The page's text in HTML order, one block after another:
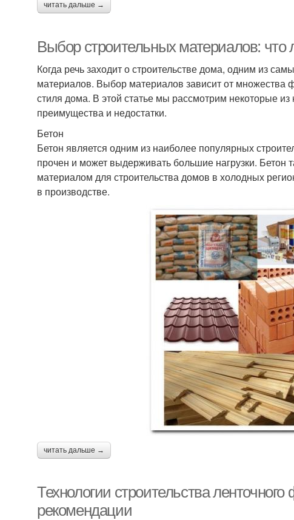
читать дальше →
Выбор строительных материалов: что
Когда речь заходит о строительстве дома, одним из
материалов. Выбор материалов зависит от множества
стиля дома. В этой статье мы рассмотрим некоторые
преимущества и недостатки.
Бетон
Бетон является одним из наиболее популярных
прочен и может выдерживать большие нагрузки. Бетон
материалом для строительства домов в холодных
в производстве.
читать дальше →
Технологии строительства
рекомендации